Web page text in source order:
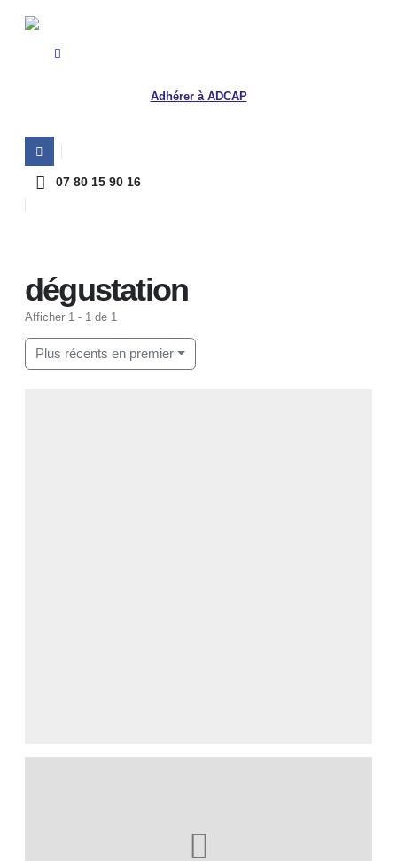
Adhérer à ADCAP
07 80 15 90 16
dégustation
Afficher 1 - 1 de 1
Plus récents en premier